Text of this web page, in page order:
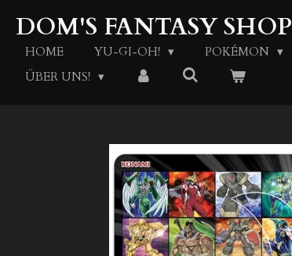
Zum
Hauptinhalt
springen
DOM'S FANTASY SHOP
HOME YU-GI-OH! POKÉMON
ÜBER UNS!